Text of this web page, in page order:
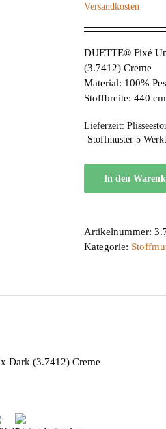
Versandkosten
DUETTE® Fixé
(3.7412) Creme
Material: 100% Pes
Stoffbreite: 440 cm
Lieferzeit:
-Stoffmuster 5
In den
Artikelnummer:
Kategorie:
Dark (3.7412) Creme